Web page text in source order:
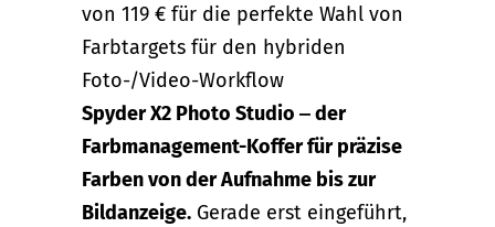
von 119 € für die perfekte Wahl von
Farbtargets für den hybriden
Foto-/Video-Workflow
Spyder X2 Photo Studio ‒ der
Farbmanagement-Koffer für präzise
Farben von der Aufnahme bis zur
Bildanzeige. Gerade erst eingeführt,